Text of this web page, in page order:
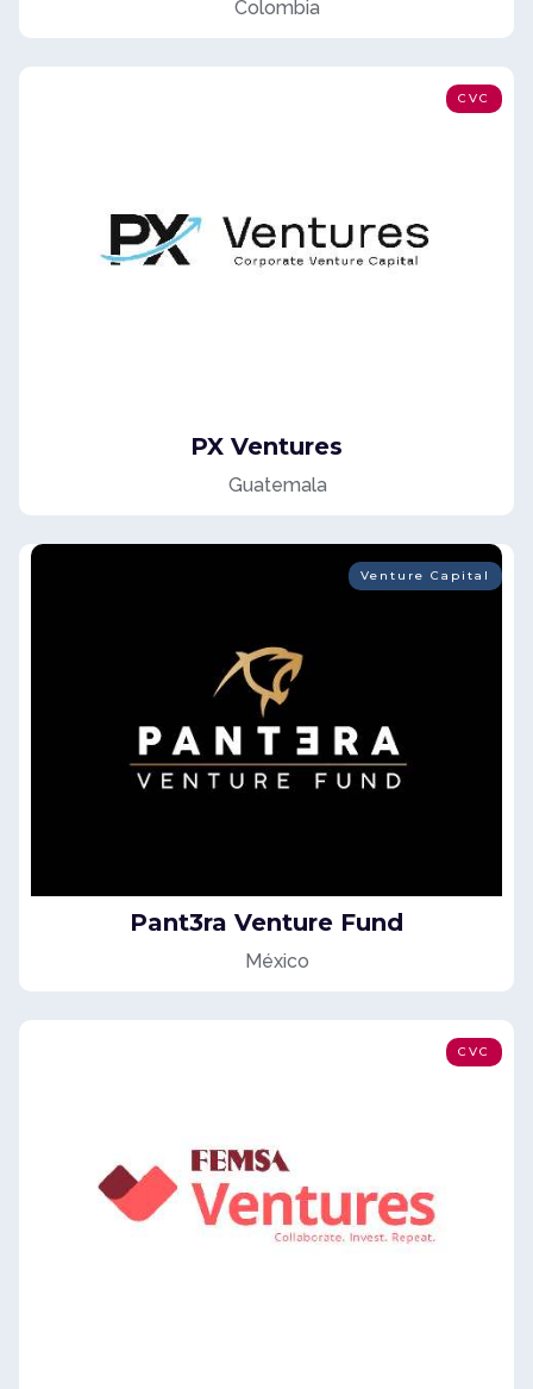
Colombia
CVC
PX Ventures
Guatemala
Venture Capital
Pant3ra Venture Fund
México
CVC